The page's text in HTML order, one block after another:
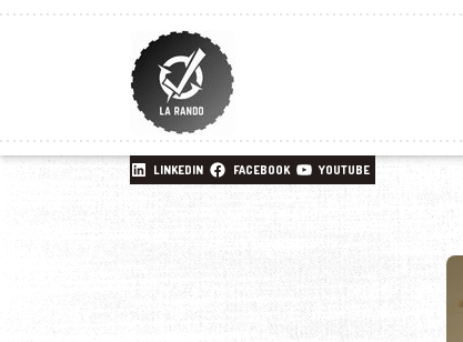
LINKEDIN FACEBOOK YOUTUBE